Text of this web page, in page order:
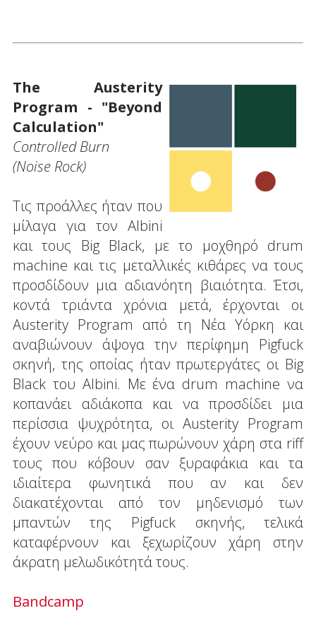
The Austerity
Program - "Beyond
Calculation"
Controlled Burn
(Noise Rock)
Τις προάλλες ήταν που
μίλαγα για τον Albini
και τους Big Black, με το μοχθηρό drum
machine και τις μεταλλικές κιθάρες να τους
προσδίδουν μια αδιανόητη βιαιότητα. Έτσι,
κοντά τριάντα χρόνια μετά, έρχονται οι
Austerity Program από τη Νέα Υόρκη και
αναβιώνουν άψογα την περίφημη Pigfuck
σκηνή, της οποίας ήταν πρωτεργάτες οι Big
Black του Albini. Με ένα drum machine να
κοπανάει αδιάκοπα και να προσδίδει μια
περίσσια ψυχρότητα, οι Austerity Program
έχουν νεύρο και μας πωρώνουν χάρη στα riff
τους που κόβουν σαν ξυραφάκια και τα
ιδιαίτερα φωνητικά που αν και δεν
διακατέχονται από τον μηδενισμό των
μπαντών της Pigfuck σκηνής, τελικά
καταφέρνουν και ξεχωρίζουν χάρη στην
άκρατη μελωδικότητά τους.
Bandcamp